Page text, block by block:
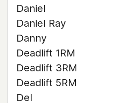
Daniel
Daniel Ray
Danny
Deadlift 1RM
Deadlift 3RM
Deadlift 5RM
Del